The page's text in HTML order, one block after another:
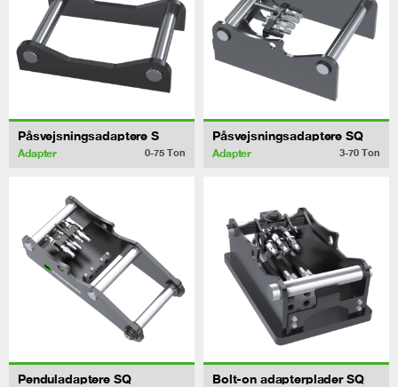
Påsvejsningsadaptere S
Adapter 0-75 Ton
Påsvejsningsadaptere SQ
Adapter 3-70 Ton
Penduladaptere SQ Bolt-on adapterplader SQ